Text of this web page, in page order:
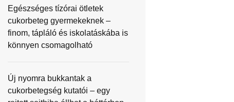
Egészséges tízórai ötletek
cukorbeteg gyermekeknek –
finom, tápláló és iskolatáskába is
könnyen csomagolható
Új nyomra bukkantak a
cukorbetegség kutatói – egy